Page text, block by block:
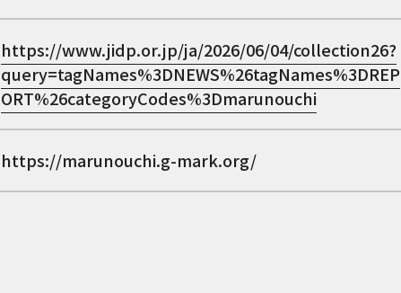
https://www.jidp.or.jp/ja/2026/06/04/collection26?
query=tagNames%3DNEWS%26tagNames%3DREP
ORT%26categoryCodes%3Dmarunouchi
https://marunouchi.g-mark.org/